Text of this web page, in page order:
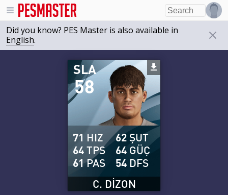
Did you know? PES Master is also available in
English.
58
SLA
C. DIZON
71 HIZ
64TPS
61PAS
62 ŞUT
64 GÜÇ
54 DFS